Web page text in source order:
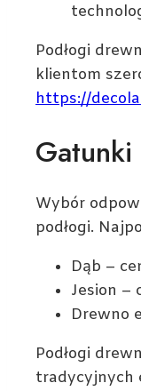
Podłogi
klientom
https://
Wybór
podłogi.
Dąb –
Jesion –
Drewno
Podłogi
tradycyjnych